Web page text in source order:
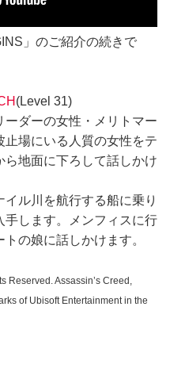
」のご紹介の続きで
(Level 31)
ダーの女性・メリトマー
止場にいる人質の女性をテ
ら地面に下ろして話しかけ
ル川を航行する船に乗り
します。メンフィスに行
の娘に話しかけます。
Reserved. Assassin’s Creed,
of Ubisoft Entertainment in the